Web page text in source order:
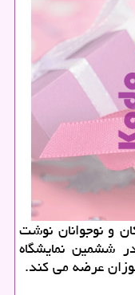
و نوجوانان نوشت
ششمین نمایشگاه
عرضه می كند.